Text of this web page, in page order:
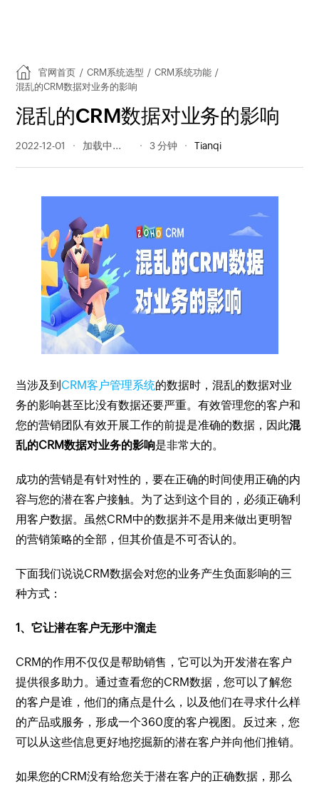
官网首页 / CRM系统选型 / CRM系统功能 /
混乱的CRM数据对业务的影响
混乱的CRM数据对业务的影响
2022-12-01 239 阅读量 3 分钟 Tianqi
当涉及到CRM客户管理系统的数据时，混乱的数据对业
务的影响甚至比没有数据还要严重。有效管理您的客户和
您的营销团队有效开展工作的前提是准确的数据，因此混
乱的CRM数据对业务的影响是非常大的。
成功的营销是有针对性的，要在正确的时间使用正确的内
容与您的潜在客户接触。为了达到这个目的，必须正确利
用客户数据。虽然CRM中的数据并不是用来做出更明智
的营销策略的全部，但其价值是不可否认的。
下面我们说说CRM数据会对您的业务产生负面影响的三
种方式：
1、它让潜在客户无形中溜走
CRM的作用不仅仅是帮助销售，它可以为开发潜在客户
提供很多助力。通过查看您的CRM数据，您可以了解您
的客户是谁，他们的痛点是什么，以及他们在寻求什么样
的产品或服务，形成一个360度的客户视图。反过来，您
可以从这些信息更好地挖掘新的潜在客户并向他们推销。
如果您的CRM没有给您关于潜在客户的正确数据，那么